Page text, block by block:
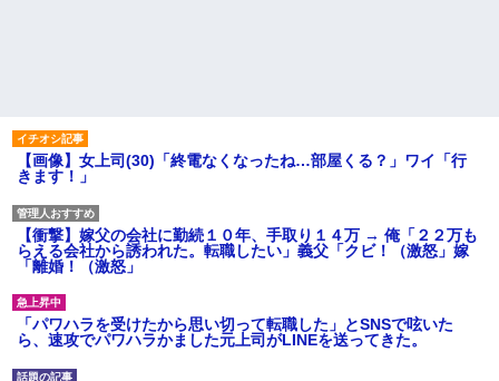
【画像】女上司(30)「終電なくなったね…部屋くる？」ワイ「行
きます！」
【衝撃】嫁父の会社に勤続１０年、手取り１４万 → 俺「２２万も
らえる会社から誘われた。転職したい」義父「クビ！（激怒」嫁
「離婚！（激怒」
「パワハラを受けたから思い切って転職した」とSNSで呟いた
ら、速攻でパワハラかました元上司がLINEを送ってきた。